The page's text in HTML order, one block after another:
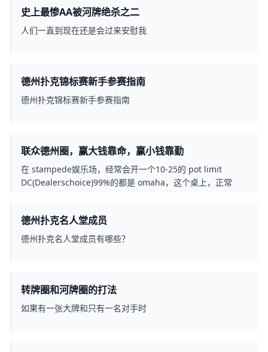
史上最惨AA被河牌绝杀之二
人们一直到现在还是会过来安慰我
德州扑克锦标赛新手参赛指南
德州扑克锦标赛新手参赛指南
联众德州圈，赢大钱靠命，赢小钱靠勤
在 stampede娱乐场，经常会开一个10-25的 pot limit
DC(Dealerschoice)99%的都是 omaha，这个桌上，正常
德州扑克名人堂成员
德州扑克名人堂成员有哪些？
转牌圈和河牌圈的打法
如果有一张大牌和只有一名对手时